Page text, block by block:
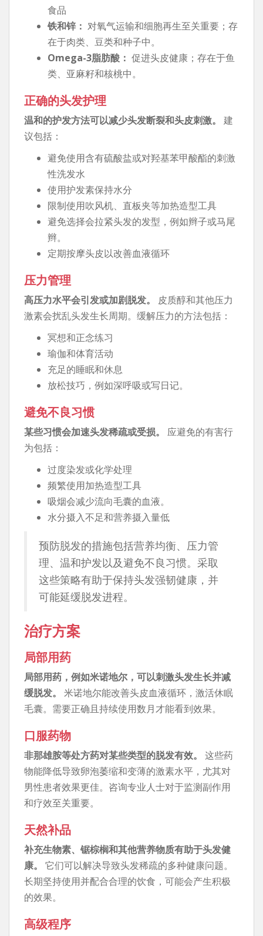
食品
铁和锌： 对氧气运输和细胞再生至关重要；存
在于肉类、豆类和种子中。
Omega-3脂肪酸： 促进头皮健康；存在于鱼
类、亚麻籽和核桃中。
正确的头发护理
温和的护发方法可以减少头发断裂和头皮刺激。
建
议包括：
避免使用含有硫酸盐或对羟基苯甲酸酯的刺激
性洗发水
使用护发素保持水分
限制使用吹风机、直板夹等加热造型工具
避免选择会拉紧头发的发型，例如辫子或马尾
辫。
定期按摩头皮以改善血液循环
压力管理
高压力水平会引发或加剧脱发。
皮质醇和其他压力
激素会扰乱头发生长周期。缓解压力的方法包括：
冥想和正念练习
瑜伽和体育活动
充足的睡眠和休息
放松技巧，例如深呼吸或写日记。
避免不良习惯
某些习惯会加速头发稀疏或受损。
应避免的有害行
为包括：
过度染发或化学处理
频繁使用加热造型工具
吸烟会减少流向毛囊的血液。
水分摄入不足和营养摄入量低
预防脱发的措施包括营养均衡、压力管
理、温和护发以及避免不良习惯。采取
这些策略有助于保持头发强韧健康，并
可能延缓脱发进程。
治疗方案
局部用药
局部用药，例如米诺地尔，可以刺激头发生长并减
缓脱发。
米诺地尔能改善头皮血液循环，激活休眠
毛囊。需要正确且持续使用数月才能看到效果。
口服药物
非那雄胺等处方药对某些类型的脱发有效。
这些药
物能降低导致卵泡萎缩和变薄的激素水平，尤其对
男性患者效果更佳。咨询专业人士对于监测副作用
和疗效至关重要。
天然补品
补充生物素、锯棕榈和其他营养物质有助于头发健
康。
它们可以解决导致头发稀疏的多种健康问题。
长期坚持使用并配合合理的饮食，可能会产生积极
的效果。
高级程序